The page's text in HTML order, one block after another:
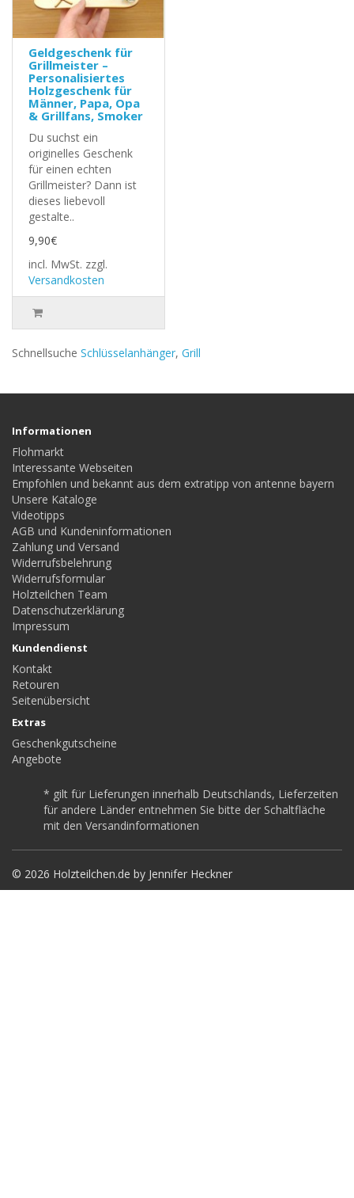
Geldgeschenk für
Grillmeister –
Personalisiertes
Holzgeschenk für
Männer, Papa, Opa
& Grillfans, Smoker
Du suchst ein
originelles Geschenk
für einen echten
Grillmeister? Dann ist
dieses liebevoll
gestalte..
9,90€
incl. MwSt. zzgl.
Versandkosten
Schnellsuche Schlüsselanhänger, Grill
Informationen
Flohmarkt
Interessante Webseiten
Empfohlen und bekannt aus dem extratipp von antenne bayern
Unsere Kataloge
Videotipps
AGB und Kundeninformationen
Zahlung und Versand
Widerrufsbelehrung
Widerrufsformular
Holzteilchen Team
Datenschutzerklärung
Impressum
Kundendienst
Kontakt
Retouren
Seitenübersicht
Extras
Geschenkgutscheine
Angebote
* gilt für Lieferungen innerhalb Deutschlands, Lieferzeiten
für andere Länder entnehmen Sie bitte der Schaltfläche
mit den Versandinformationen
© 2026 Holzteilchen.de by Jennifer Heckner